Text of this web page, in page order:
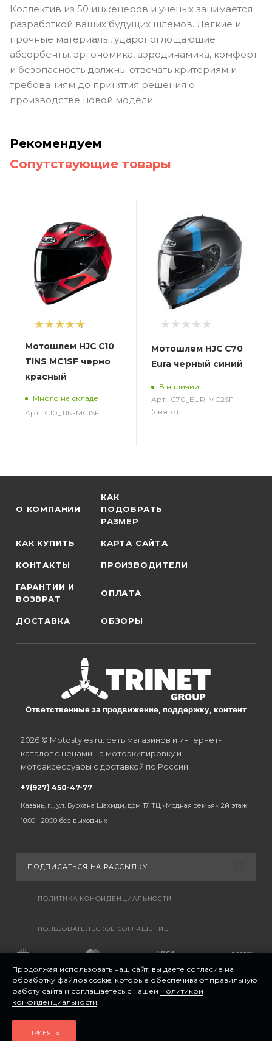
Коллектив из 50 инженеров и ученых занимается
разработкой ваших будущих шлемов. Легкие и
прочные материалы, ударопоглощающие
абсорбенты, эргономика, аэродинамика, комфорт
и безопасность должны отвечать критериям и
требованиям до принятия решения о
производстве новой модели.
Рекомендуем
Сопутствующие товары
1
Мотошлем HJC C10
TINS MC1SF черно
красный
Много на складе
Арт.: C10_TIN-MC1SF
Мотошлем HJC C70
Eura черный синий
В наличии
Арт.: C70_EUR-MC2SF
(снято)
О КОМПАНИИ
КАК
ПОДОБРАТЬ
РАЗМЕР
КАК КУПИТЬ КАРТА САЙТА
КОНТАКТЫ ПРОИЗВОДИТЕЛИ
ГАРАНТИИ И
ВОЗВРАТ
ОПЛАТА
ДОСТАВКА ОБЗОРЫ
Ответственные за продвижение, поддержку, контент
2026 © Motostyles.ru: сеть магазинов и интернет-
каталог с ценами на мотоэкипировку и
мотоаксессуары с доставкой по России.
+7(927) 450-47-77
Казань, г. , ул. Бурхана Шахиди, дом 17, ТЦ «Модная семья», 2й этаж
10:00 - 20:00 без выходных
ПОДПИСАТЬСЯ НА РАССЫЛКУ
ПОЛИТИКА КОНФИДЕНЦИАЛЬНОСТИ
ПОЛЬЗОВАТЕЛЬСКОЕ СОГЛАШЕНИЕ
Продолжая использовать наш сайт, вы даете согласие на
обработку файлов cookie, которые обеспечивают правильную
работу сайта и соглашаетесь с нашей Политикой
конфиденциальности.
ПРИНЯТЬ